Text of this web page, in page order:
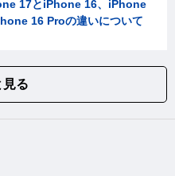
17とiPhone 16、iPhone
16 Proの違いについて
見る